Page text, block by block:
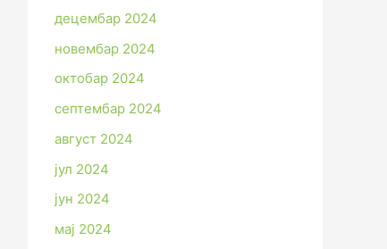
децембар 2024
новембар 2024
октобар 2024
септембар 2024
август 2024
јул 2024
јун 2024
мај 2024